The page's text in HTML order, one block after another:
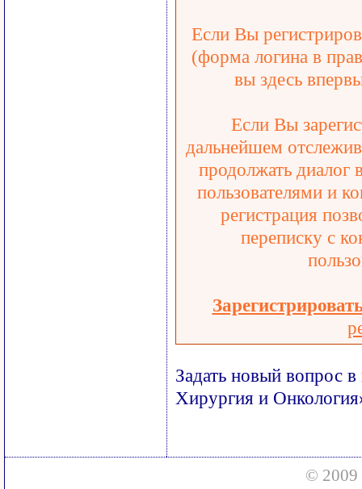
Если Вы
(форма логина в
вы здесь
Если Вы
дальнейшем
продолжать диалог
пользователями и
регистрация
переписку с
Задать новый вопрос
Хирургия и
© 2009